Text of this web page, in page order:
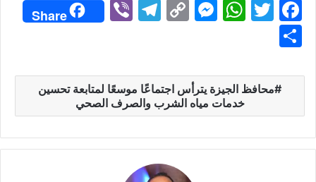
F
e
b
o
o
T
er
W
s
A
p
p
M
s
e
n
g
er
C
y
Li
n
k
T
gr
a
m
Vi
b
Share
ar
e
محافظ الجيزة يترأس اجتماعًا موسعًا لمتابعة تحسين
خدمات مياه الشرب والصرف الصحي